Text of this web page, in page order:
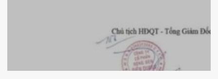
Chứng nhận đại lý chính thức bóng đèn Điện Quang của